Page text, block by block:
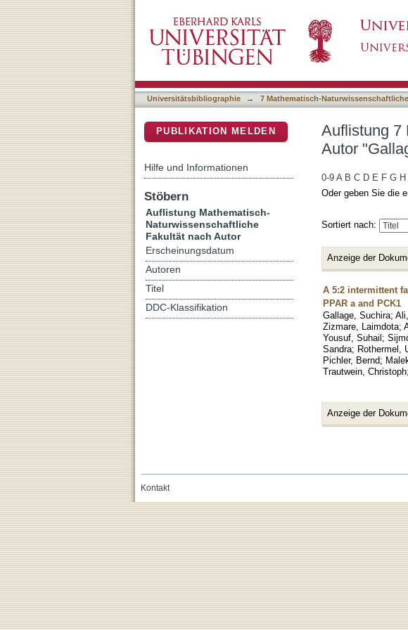
Universitätsbibliographie → 7 Mathematisch-
Auflistung 7
Autor
0-9 A B C D E F G H
Oder geben Sie die
Sortiert nach:
Anzeige der
A 5:2 intermittent
PPAR a and PCK1
Gallage, Suchira;
Zizmare, Laimdota;
Yousuf, Suhail;
Sandra; Rothermel,
Pichler, Bernd;
Trautwein, Christoph;
Anzeige der
PUBLIKATION MELDEN
Hilfe und Informationen
Stöbern
Auflistung Mathematisch-
Naturwissenschaftliche
Fakultät nach Autor
Erscheinungsdatum
Autoren
Titel
DDC-Klassifikation
Kontakt